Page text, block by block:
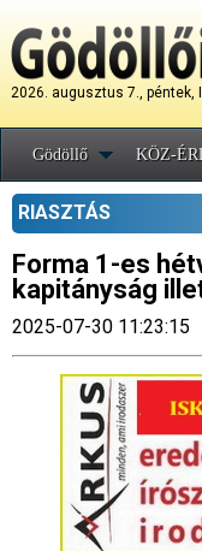
2026. augusztus 7., péntek,
Gödöllő KÖZ-
RIASZTÁS
Forma 1-es
kapitányság
2025-07-30 11:23:15